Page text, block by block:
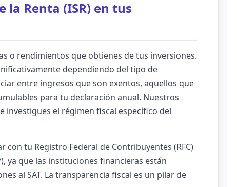
la Renta (ISR) en tus
o rendimientos que obtienes de tus inversiones.
dependiendo del tipo de
entre ingresos que son exentos, aquellos que
para tu declaración anual. Nuestros
investigues el régimen fiscal específico del
tu Registro Federal de Contribuyentes (RFC)
ya que las instituciones financieras están
al SAT. La transparencia fiscal es un pilar de